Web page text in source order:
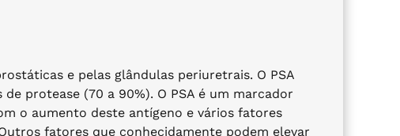
e pelas glândulas periuretrais. O PSA
protease (70 a 90%). O PSA é um marcador
o aumento deste antígeno e vários fatores
fatores que conhecidamente podem elevar